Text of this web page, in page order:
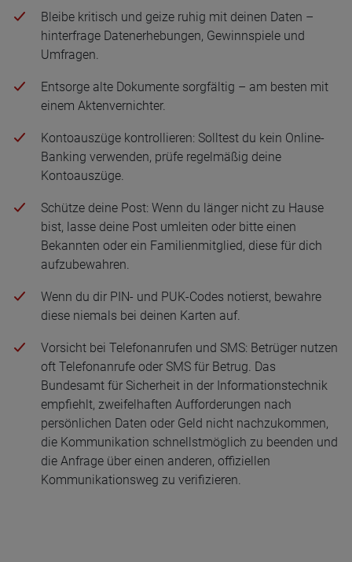
Bleibe kritisch und geize ruhig mit deinen Daten –
hinterfrage Datenerhebungen, Gewinnspiele und
Umfragen.
Entsorge alte Dokumente sorgfältig – am besten mit
einem Aktenvernichter.
Kontoauszüge kontrollieren: Solltest du kein Online-
Banking verwenden, prüfe regelmäßig deine
Kontoauszüge.
Schütze deine Post: Wenn du länger nicht zu Hause
bist, lasse deine Post umleiten oder bitte einen
Bekannten oder ein Familienmitglied, diese für dich
aufzubewahren.
Wenn du dir PIN- und PUK-Codes notierst, bewahre
diese niemals bei deinen Karten auf.
Vorsicht bei Telefonanrufen und SMS: Betrüger nutzen
oft Telefonanrufe oder SMS für Betrug. Das
Bundesamt für Sicherheit in der Informationstechnik
empfiehlt, zweifelhaften Aufforderungen nach
persönlichen Daten oder Geld nicht nachzukommen,
die Kommunikation schnellstmöglich zu beenden und
die Anfrage über einen anderen, offiziellen
Kommunikationsweg zu verifizieren.